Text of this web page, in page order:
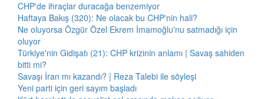
CHP'de ihraçlar duracağa benzemiyor
Haftaya Bakış (320): Ne olacak bu CHP'nin hali?
Ne oluyorsa Özgür Özel Ekrem İmamoğlu'nu satmadığı için
oluyor
Türkiye'nin Gidişatı (21): CHP krizinin anlamı | Savaş sahiden
bitti mi?
Savaşı İran mı kazandı? | Reza Talebi ile söyleşi
Yeni parti için geri sayım başladı